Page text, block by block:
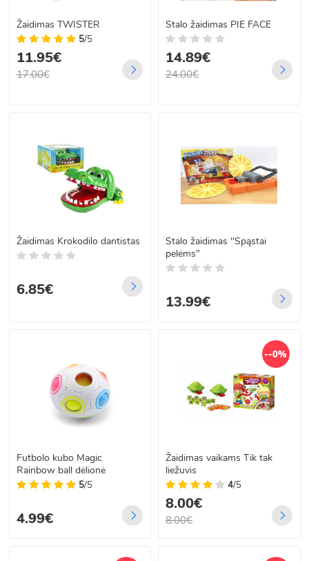
Žaidimas TWISTER
5/5
11.95€
17.00€
Stalo žaidimas PIE FACE
14.89€
24.00€
Žaidimas Krokodilo dantistas
6.85€
Stalo žaidimas "Spąstai
pelėms"
13.99€
Futbolo kubo Magic
Rainbow ball dėlionė
5/5
4.99€
--0%
Žaidimas vaikams Tik tak
liežuvis
4/5
8.00€
8.00€